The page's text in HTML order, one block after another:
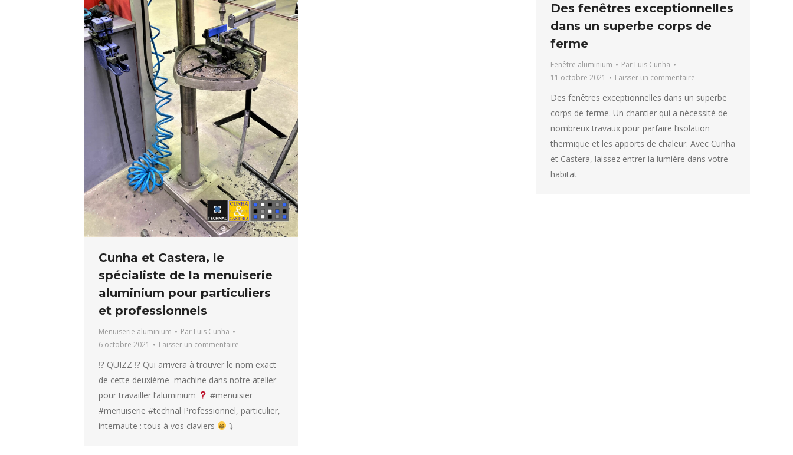
Des fenêtres exceptionnelles
dans un superbe corps de
ferme
Fenêtre aluminium Par Luis Cunha
11 octobre 2021
Laisser un commentaire
Des fenêtres exceptionnelles dans un superbe
corps de ferme. Un chantier qui a nécessité de
nombreux travaux pour parfaire l’isolation
thermique et les apports de chaleur. Avec Cunha
et Castera, laissez entrer la lumière dans votre
habitat
Cunha et Castera, le
spécialiste de la menuiserie
aluminium pour particuliers
et professionnels
Menuiserie aluminium Par Luis Cunha
6 octobre 2021
Laisser un commentaire
⁉ QUIZZ ⁉ Qui arrivera à trouver le nom exact
de cette deuxième machine dans notre atelier
pour travailler l’aluminium
#menuisier
#menuiserie #technal Professionnel, particulier,
internaute : tous à vos claviers
⤵